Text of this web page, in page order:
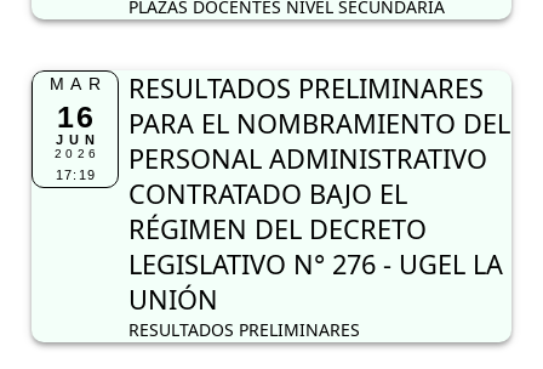
PLAZAS DOCENTES NIVEL SECUNDARIA
MAR
16
JUN
2026
17:19
RESULTADOS PRELIMINARES
PARA EL NOMBRAMIENTO DEL
PERSONAL ADMINISTRATIVO
CONTRATADO BAJO EL
RÉGIMEN DEL DECRETO
LEGISLATIVO N° 276 - UGEL LA
UNIÓN
RESULTADOS PRELIMINARES